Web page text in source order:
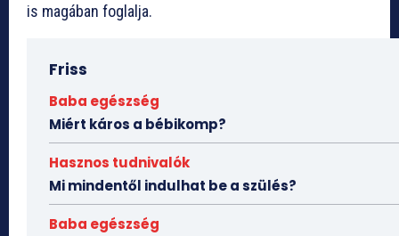
is magában foglalja.
Friss
Baba egészség
Miért káros a bébikomp?
Hasznos tudnivalók
Mi mindentől indulhat be a szülés?
Baba egészség